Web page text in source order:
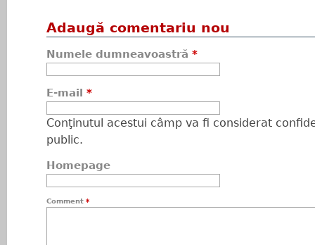
Adaugă comentariu nou
Numele dumneavoastră *
E-mail *
Conţinutul acestui câmp va fi considerat
public.
Homepage
Comment *